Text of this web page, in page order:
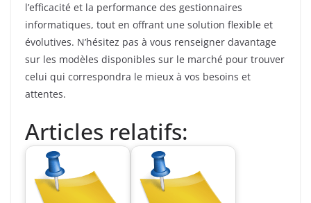
l’efficacité et la performance des gestionnaires
informatiques, tout en offrant une solution flexible et
évolutives. N’hésitez pas à vous renseigner davantage
sur les modèles disponibles sur le marché pour trouver
celui qui correspondra le mieux à vos besoins et
attentes.
Articles relatifs: